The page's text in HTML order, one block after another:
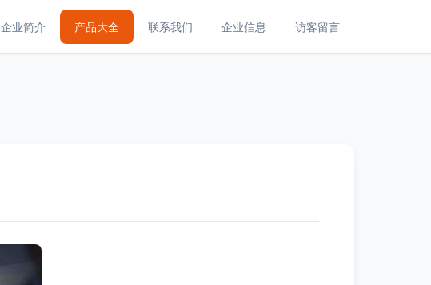
企业简介 产品大全 联系我们 企业信息 访客留言